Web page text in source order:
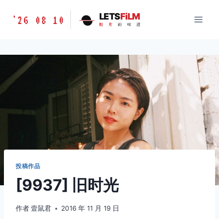
胶
味
道
LETSFILM
'26 08 10 LETSFiLM
胶 片 的 味 道
投稿作品
[9937] 旧时光
作者壹鼠君 2016 年 11 月 19 日